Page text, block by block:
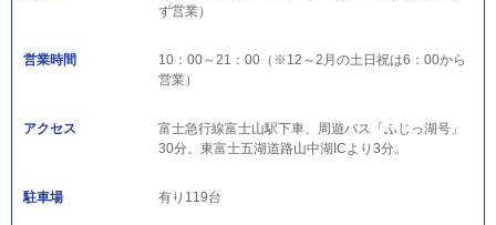
ず営業）
営業時間
10：00～21：00（※12～2月の土日祝は6：00から
営業）
アクセス
富士急行線富士山駅下車、周遊バス「ふじっ湖号」
30分。東富士五湖道路山中湖ICより3分。
駐車場 有り119台